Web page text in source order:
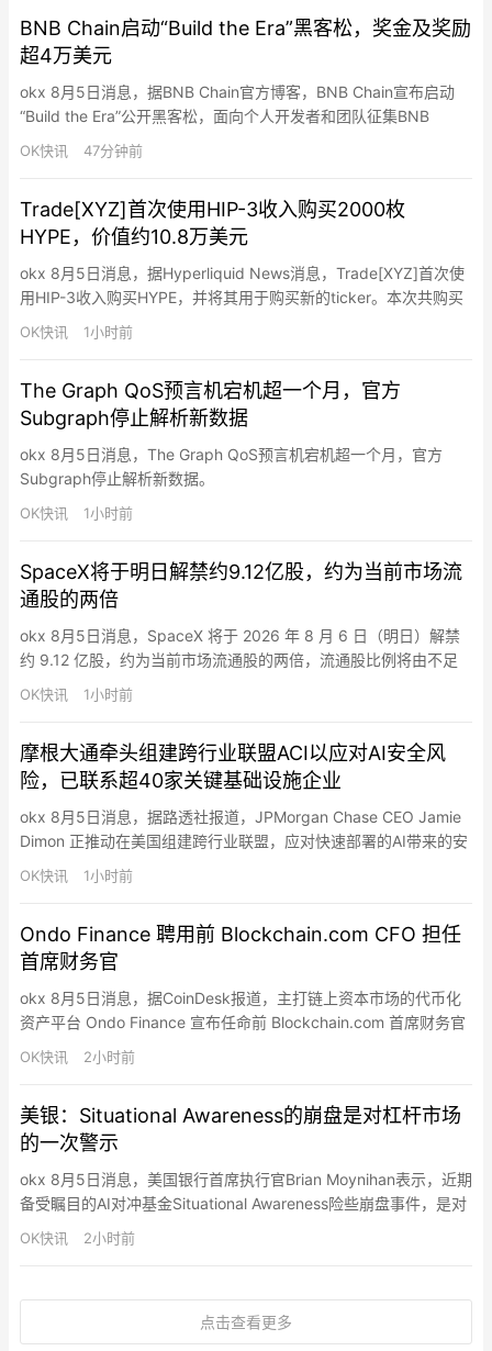
伊朗伊斯…
BNB Chain启动“Build the Era”黑客松，奖金及奖励
超4万美元
okx 8月5日消息，据BNB Chain官方博客，BNB Chain宣布启动
“Build the Era”公开黑客松，面向个人开发者和团队征集BNB
Smart Chain上的AI Agent交易平台方案。获胜项目有机会成为
BNB Agent Studio官方采用的交易平台，并以独立品牌和产品形式
OK快讯 47分钟前
Trade[XYZ]首次使用HIP-3收入购买2000枚
HYPE，价值约10.8万美元
okx 8月5日消息，据Hyperliquid News消息，Trade[XYZ]首次使
用HIP-3收入购买HYPE，并将其用于购买新的ticker。本次共购买
2,000枚HYPE，价值约10.8万美元。此前，Unit产生的费用会先转
换为HYPE，再用于购买Unit现货ticker及Trade[XYZ]的HIP-3
OK快讯 1小时前
The Graph QoS预言机宕机超一个月，官方
Subgraph停止解析新数据
okx 8月5日消息，The Graph QoS预言机宕机超一个月，官方
Subgraph停止解析新数据。
OK快讯 1小时前
SpaceX将于明日解禁约9.12亿股，约为当前市场流
通股的两倍
okx 8月5日消息，SpaceX 将于 2026 年 8 月 6 日（明日）解禁
约 9.12 亿股，约为当前市场流通股的两倍，流通股比例将由不足
5% 升至约 12%。截至目前，SPCX 报约 112.67 美元，日内跌
10.10%，较 135 美元 IPO 发行价低约 16.5%。
OK快讯 1小时前
摩根大通牵头组建跨行业联盟ACI以应对AI安全风
险，已联系超40家关键基础设施企业
okx 8月5日消息，据路透社报道，JPMorgan Chase CEO Jamie
Dimon 正推动在美国组建跨行业联盟，应对快速部署的AI带来的安
全风险。该联盟将在现有“Alliance for Critical Infrastructure”
（ACI，关键基础设施联盟）基础上扩展，重点围绕AI使用场景、
OK快讯 1小时前
Ondo Finance 聘用前 Blockchain.com CFO 担任
首席财务官
okx 8月5日消息，据CoinDesk报道，主打链上资本市场的代币化
资产平台 Ondo Finance 宣布任命前 Blockchain.com 首席财务官
Adam Schlisman 为公司 CFO。Schlisman 此前担任全球宏观对冲
基金 Monashee Investment Management 的 CFO，更早前在
OK快讯 2小时前
美银：Situational Awareness的崩盘是对杠杆市场
的一次警示
okx 8月5日消息，美国银行首席执行官Brian Moynihan表示，近期
备受瞩目的AI对冲基金Situational Awareness险些崩盘事件，是对
目前由高估值和借贷资金驱动的金融市场的一记警告。上周，由
OpenAI前员工Leopold Aschenbrenner创建的该基金因AI投资押
OK快讯 2小时前
点击查看更多